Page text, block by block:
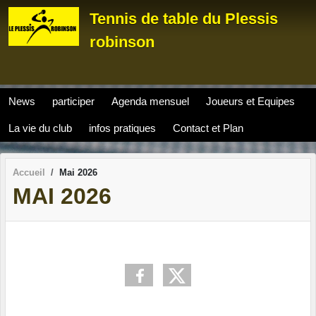
Tennis de table du Plessis
robinson
News participer Agenda mensuel Joueurs et Equipes
La vie du club infos pratiques Contact et Plan
Accueil Mai 2026
MAI 2026
Panneau de gestion des cookies